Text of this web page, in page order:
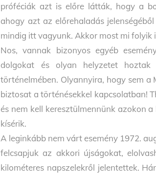
próféciák azt is előre látták, hogy a
ahogy azt az előrehaladás
mindig itt vagyunk. Akkor most mi folyik
Nos, vannak bizonyos egyéb
dolgokat és olyan helyzetet hoztak
történelmében. Olyannyira, hogy sem a
biztosat a történésekkel kapcsolatban!
és nem kell keresztülmennünk azokon
kísérik.
A leginkább nem várt esemény 1972.
felcsapjuk az akkori újságokat,
kilométeres napszelekről jelentettek.